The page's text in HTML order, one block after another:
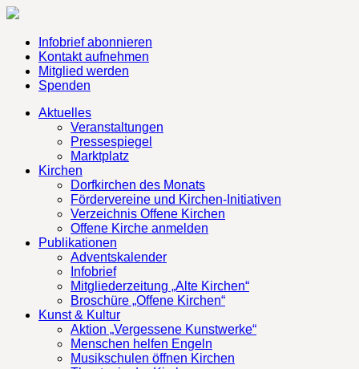
Infobrief abonnieren
Kontakt aufnehmen
Mitglied werden
Spenden
Aktuelles
Veranstaltungen
Pressespiegel
Marktplatz
Kirchen
Dorfkirchen des Monats
Fördervereine und Kirchen-Initiativen
Verzeichnis Offene Kirchen
Offene Kirche anmelden
Publikationen
Adventskalender
Infobrief
Mitgliederzeitung „Alte Kirchen“
Broschüre „Offene Kirchen“
Kunst & Kultur
Aktion „Vergessene Kunstwerke“
Menschen helfen Engeln
Musikschulen öffnen Kirchen